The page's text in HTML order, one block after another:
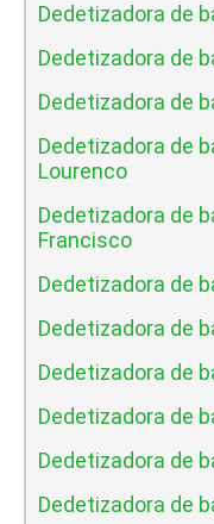
Dedetizadora de
Dedetizadora de
Dedetizadora de
Dedetizadora de
Lourenco
Dedetizadora de
Francisco
Dedetizadora de
Dedetizadora de
Dedetizadora de
Dedetizadora de
Dedetizadora de
Dedetizadora de